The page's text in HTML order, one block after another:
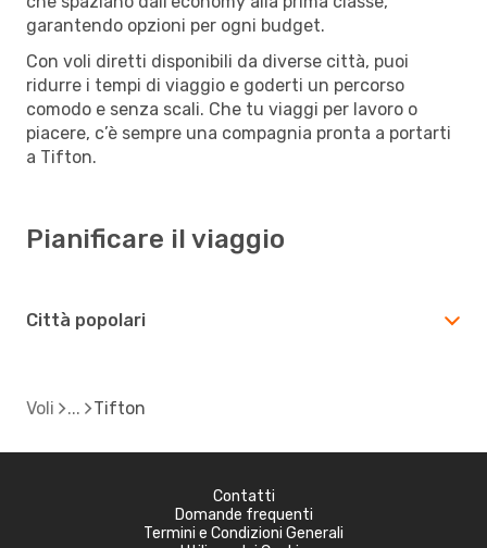
garantendo opzioni per ogni budget.
Con voli diretti disponibili da diverse città, puoi
ridurre i tempi di viaggio e goderti un percorso
comodo e senza scali. Che tu viaggi per lavoro o
piacere, c’è sempre una compagnia pronta a portarti
a Tifton.
Pianificare il viaggio
Città popolari
Voli Tifton
Contatti
Domande frequenti
Termini e Condizioni Generali